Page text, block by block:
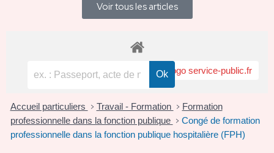
Voir tous les articles
Accueil particuliers > Travail - Formation > Formation
professionnelle dans la fonction publique > Congé de formation
professionnelle dans la fonction publique hospitalière (FPH)